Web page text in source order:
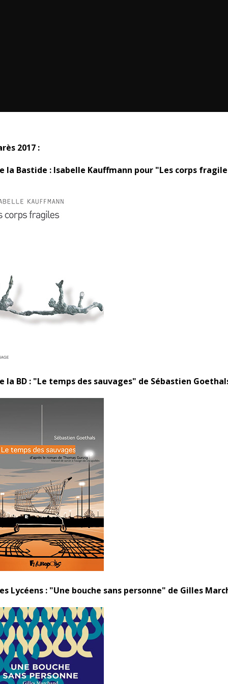
2017 :
la Bastide : Isabelle Kauffmann pour "Les corps
la BD : "Le temps des sauvages" de Sébastien
Lycéens : "Une bouche sans personne" de Gilles